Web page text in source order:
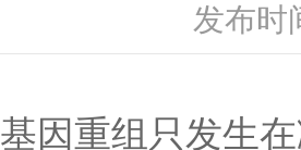
发布时
重组只发生在